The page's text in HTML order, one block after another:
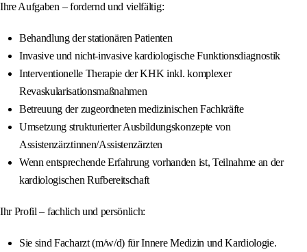
Ihre Aufgaben – fordernd und vielfältig:
Behandlung der stationären Patienten
Invasive und nicht-invasive kardiologische Funktionsdiagnostik
Interventionelle Therapie der KHK inkl. komplexer
Revaskularisationsmaßnahmen
Betreuung der zugeordneten medizinischen Fachkräfte
Umsetzung strukturierter Ausbildungskonzepte von
Assistenzärztinnen/Assistenzärzten
Wenn entsprechende Erfahrung vorhanden ist, Teilnahme an der
kardiologischen Rufbereitschaft
Ihr Profil – fachlich und persönlich:
Sie sind Facharzt (m/w/d) für Innere Medizin und Kardiologie.